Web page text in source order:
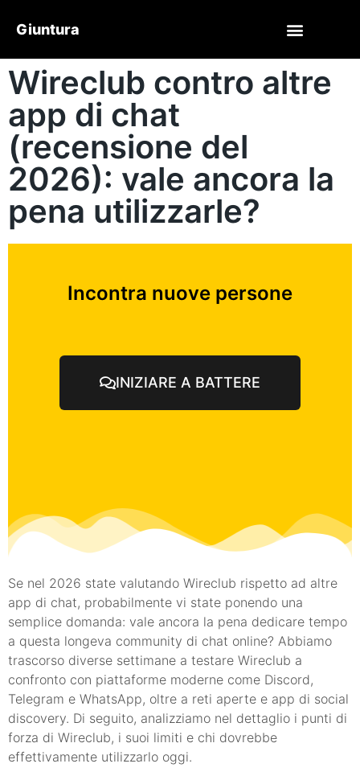
Giuntura
Wireclub contro altre
app di chat
(recensione del
2026): vale ancora la
pena utilizzarle?
Incontra nuove persone
INIZIARE A BATTERE
Se nel 2026 state valutando Wireclub rispetto ad altre
app di chat, probabilmente vi state ponendo una
semplice domanda: vale ancora la pena dedicare tempo
a questa longeva community di chat online? Abbiamo
trascorso diverse settimane a testare Wireclub a
confronto con piattaforme moderne come Discord,
Telegram e WhatsApp, oltre a reti aperte e app di social
discovery. Di seguito, analizziamo nel dettaglio i punti di
forza di Wireclub, i suoi limiti e chi dovrebbe
effettivamente utilizzarlo oggi.